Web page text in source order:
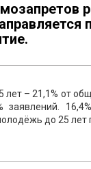
– 21,1% от
до 25 лет